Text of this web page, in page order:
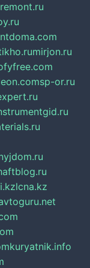
mirjon.ru
sp-or.ru
lcna.kz
kuryatnik.info